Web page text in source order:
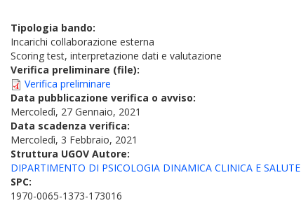
Tipologia bando:
Incarichi collaborazione esterna
Scoring test, interpretazione dati e valutazione
Verifica preliminare (file):
Verifica preliminare
Data pubblicazione verifica o avviso:
Mercoledì, 27 Gennaio, 2021
Data scadenza verifica:
Mercoledì, 3 Febbraio, 2021
Struttura UGOV Autore:
DIPARTIMENTO DI PSICOLOGIA DINAMICA CLINICA E SALUTE
SPC:
1970-0065-1373-173016